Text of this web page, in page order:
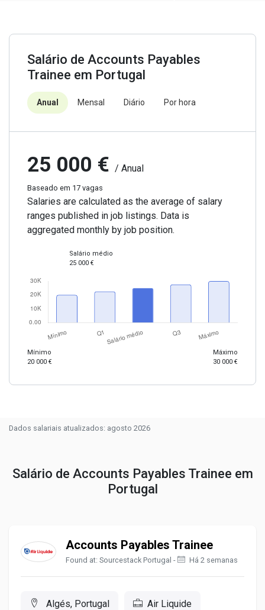
Salário de Accounts Payables
Trainee em Portugal
Anual Mensal Diário Por hora
25 000 € / Anual
Baseado em 17 vagas
Salaries are calculated as the average of salary
ranges published in job listings. Data is
aggregated monthly by job position.
Mínimo
20 000 €
Salário médio
25 000 €
Máximo
30 000 €
Dados salariais atualizados: agosto 2026
Salário de Accounts Payables Trainee em
Portugal
Accounts Payables Trainee
Found at: Sourcestack Portugal - Há 2 semanas
Algés, Portugal Air Liquide